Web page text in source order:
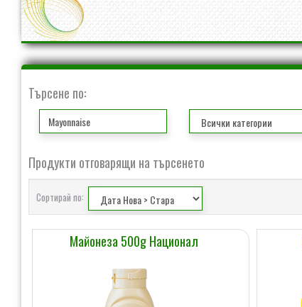
Търсене по:
Продукти отговарящи на търсенето
Сортирай по:
Майонеза 500g Национал